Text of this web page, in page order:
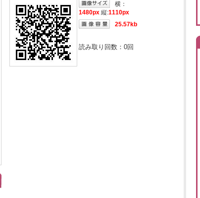
横：
1480px 縦:1110px
25.57kb
読み取り回数： 0回